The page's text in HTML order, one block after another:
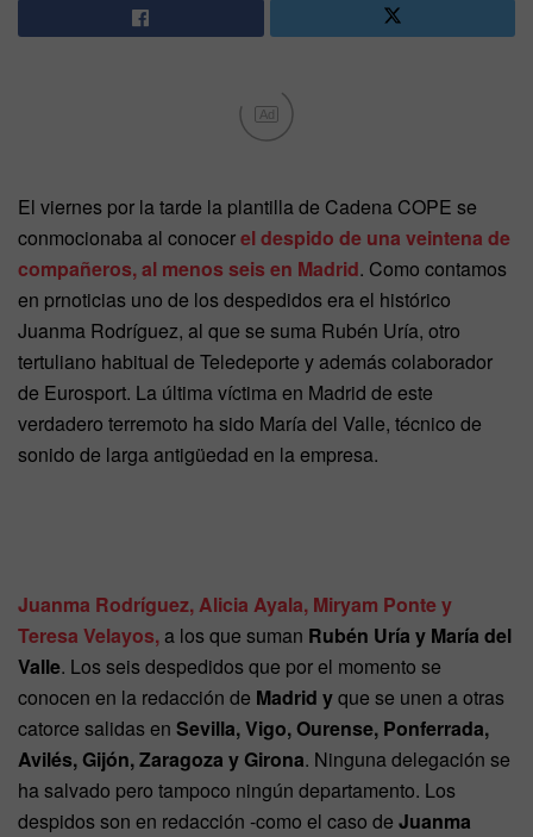
Ad
El viernes por la tarde la plantilla de Cadena COPE se
conmocionaba al conocerel despido de una veintena de
compañeros, al menos seis en Madrid. Como contamos
en prnoticias uno de los despedidos era el histórico
Juanma Rodríguez, al que se suma Rubén Uría, otro
tertuliano habitual de Teledeporte y además colaborador
de Eurosport. La última víctima en Madrid de este
verdadero terremoto ha sido María del Valle, técnico de
sonido de larga antigüedad en la empresa.
Juanma Rodríguez, Alicia Ayala, Miryam Ponte y
Teresa Velayos,a los que suman Rubén Uría y María del
Valle. Los seis despedidos que por el momento se
conocen en la redacción de Madrid yque se unen a otras
catorce salidas en Sevilla, Vigo, Ourense, Ponferrada,
Avilés, Gijón, Zaragoza y Girona. Ninguna delegación se
ha salvado pero tampoco ningún departamento. Los
despidos son en redacción -como el caso de Juanma